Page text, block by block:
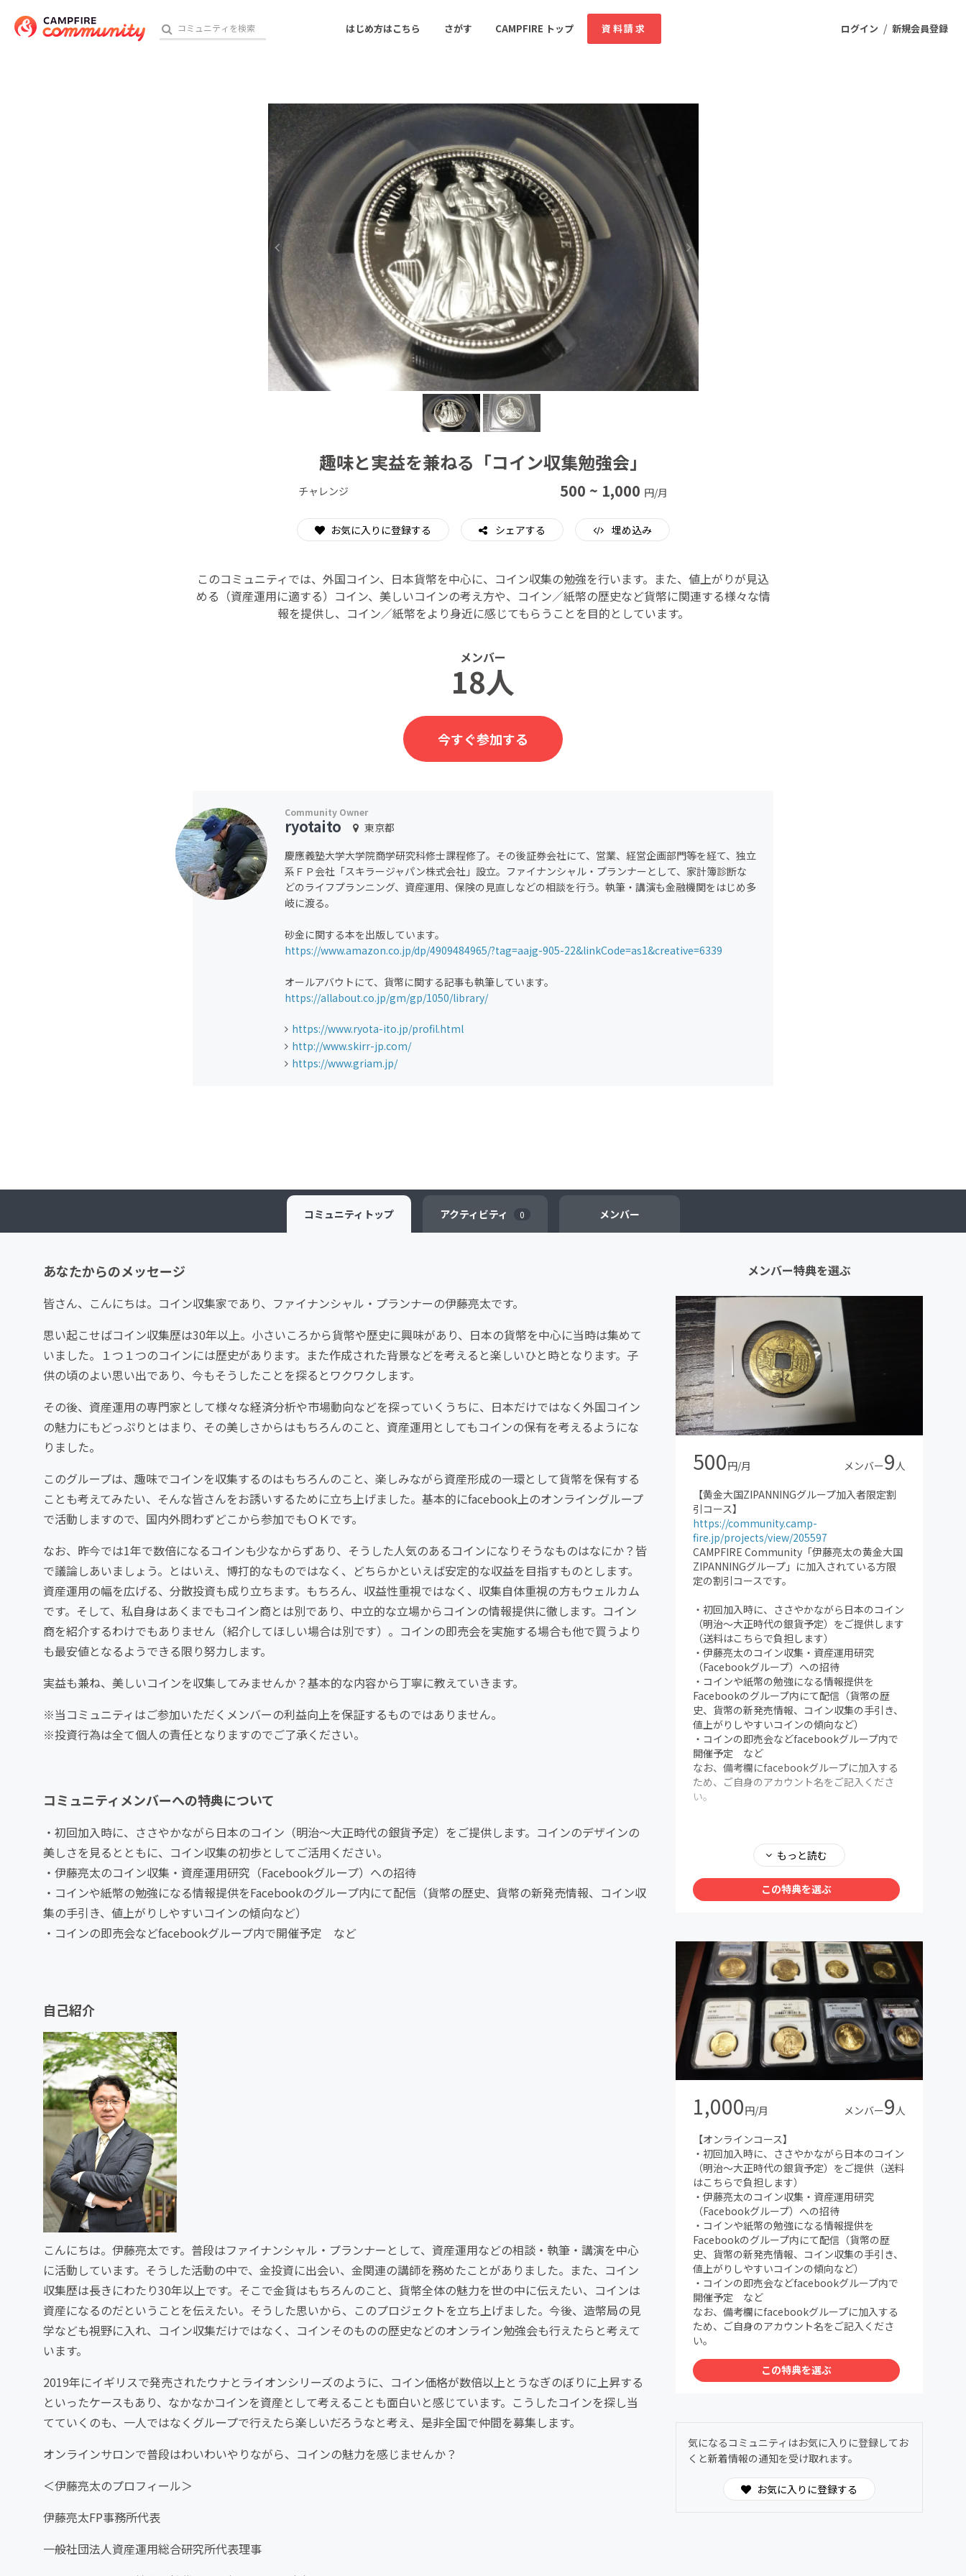
ログイン / 新規会員登録
はじめ方はこちら さがす CAMPFIRE トップ 資料請求
おすすめのコミュニティ 人気のコミュニティ 新着のコミュニティ
音楽 舞台・パフォーマンス
テクノロジー・ガジェット
ゲーム・サービス開発 フード・飲食店
書籍・雑誌出版 アニメ・漫画
ソーシャルグッド ビューティー・ヘルスケア
CAMPFIRE for Social Good CAMPFIRE Creation
趣味と実益を兼ねる「コイン収集勉強会」
チャレンジ 500 ~ 1,000 円/月
お気に入りに登録する シェアする 埋め込み
このコミュニティでは、外国コイン、日本貨幣を中心に、コイン収集の勉強を行います。また、値上がりが見込
める（資産運用に適する）コイン、美しいコインの考え方や、コイン／紙幣の歴史など貨幣に関連する様々な情
報を提供し、コイン／紙幣をより身近に感じてもらうことを目的としています。
メンバー
18人
今すぐ参加する
ryotaito
東京都
慶應義塾大学大学院商学研究科修士課程修了。その後証券会社にて、営業、経営企画部門等を経て、独立
系ＦＰ会社「スキラージャパン株式会社」設立。ファイナンシャル・プランナーとして、家計簿診断な
どのライフプランニング、資産運用、保険の見直しなどの相談を行う。執筆・講演も金融機関をはじめ多
岐に渡る。
砂金に関する本を出版しています。
https://www.amazon.co.jp/dp/4909484965/?tag=aajg-905-22&linkCode=as1&creative=6339
オールアバウトにて、貨幣に関する記事も執筆しています。
https://allabout.co.jp/gm/gp/1050/library/
https://www.ryota-ito.jp/profil.html
http://www.skirr-jp.com/
https://www.griam.jp/
コミュニティ トップ アクティビティ 0 メンバー
あなたからのメッセージ
皆さん、こんにちは。コイン収集家であり、ファイナンシャル・プランナーの伊藤亮太です。
思い起こせばコイン収集歴は30年以上。小さいころから貨幣や歴史に興味があり、日本の貨幣を中心に当時は集めて
いました。１つ１つのコインには歴史があります。また作成された背景などを考えると楽しいひと時となります。子
供の頃のよい思い出であり、今もそうしたことを探るとワクワクします。
その後、資産運用の専門家として様々な経済分析や市場動向などを探っていくうちに、日本だけではなく外国コイン
の魅力にもどっぷりとはまり、その美しさからはもちろんのこと、資産運用としてもコインの保有を考えるようにな
りました。
このグループは、趣味でコインを収集するのはもちろんのこと、楽しみながら資産形成の一環として貨幣を保有する
ことも考えてみたい、そんな皆さんをお誘いするために立ち上げました。基本的にfacebook上のオンライングループ
で活動しますので、国内外問わずどこから参加でもＯＫです。
なお、昨今では1年で数倍になるコインも少なからずあり、そうした人気のあるコインになりそうなものはなにか？皆
で議論しあいましょう。とはいえ、博打的なものではなく、どちらかといえば安定的な収益を目指すものとします。
資産運用の幅を広げる、分散投資も成り立ちます。もちろん、収益性重視ではなく、収集自体重視の方もウェルカム
です。そして、私自身はあくまでもコイン商とは別であり、中立的な立場からコインの情報提供に徹します。コイン
商を紹介するわけでもありません（紹介してほしい場合は別です）。コインの即売会を実施する場合も他で買うより
も最安値となるようできる限り努力します。
実益も兼ね、美しいコインを収集してみませんか？基本的な内容から丁寧に教えていきます。
※当コミュニティはご参加いただくメンバーの利益向上を保証するものではありません。
※投資行為は全て個人の責任となりますのでご了承ください。
コミュニティメンバーへの特典について
・初回加入時に、ささやかながら日本のコイン（明治～大正時代の銀貨予定）をご提供します。コインのデザインの
美しさを見るとともに、コイン収集の初歩としてご活用ください。
・伊藤亮太のコイン収集・資産運用研究（Facebookグループ）への招待
・コインや紙幣の勉強になる情報提供をFacebookのグループ内にて配信（貨幣の歴史、貨幣の新発売情報、コイン収
集の手引き、値上がりしやすいコインの傾向など）
・コインの即売会などfacebookグループ内で開催予定 など
自己紹介
こんにちは。伊藤亮太です。普段はファイナンシャル・プランナーとして、資産運用などの相談・執筆・講演を中心
に活動しています。そうした活動の中で、金投資に出会い、金関連の講師を務めたことがありました。また、コイン
収集歴は長きにわたり30年以上です。そこで金貨はもちろんのこと、貨幣全体の魅力を世の中に伝えたい、コインは
資産になるのだということを伝えたい。そうした思いから、このプロジェクトを立ち上げました。今後、造幣局の見
学なども視野に入れ、コイン収集だけではなく、コインそのものの歴史などのオンライン勉強会も行えたらと考えて
います。
2019年にイギリスで発売されたウナとライオンシリーズのように、コイン価格が数倍以上とうなぎのぼりに上昇する
といったケースもあり、なかなかコインを資産として考えることも面白いと感じています。こうしたコインを探し当
てていくのも、一人ではなくグループで行えたら楽しいだろうなと考え、是非全国で仲間を募集します。
オンラインサロンで普段はわいわいやりながら、コインの魅力を感じませんか？
＜伊藤亮太のプロフィール＞
伊藤亮太FP事務所代表
一般社団法人資産運用総合研究所代表理事
メンバー特典を選ぶ
500円/月 メンバー9 人
【黄金大国ZIPANNINGグループ加入者限定割
引コース】
https://community.camp-
fire.jp/projects/view/205597
CAMPFIRE Community「伊藤亮太の黄金大国
ZIPANNINGグループ」に加入されている方限
定の割引コースです。
・初回加入時に、ささやかながら日本のコイン
（明治～大正時代の銀貨予定）をご提供します
（送料はこちらで負担します）
・伊藤亮太のコイン収集・資産運用研究
（Facebookグループ）への招待
・コインや紙幣の勉強になる情報提供を
Facebookのグループ内にて配信（貨幣の歴
史、貨幣の新発売情報、コイン収集の手引き、
値上がりしやすいコインの傾向など）
・コインの即売会などfacebookグループ内で
開催予定 など
なお、備考欄にfacebookグループに加入する
ため、ご自身のアカウント名をご記入くださ
い。
もっと読む
この特典を選ぶ
1,000円/月 メンバー9 人
【オンラインコース】
・初回加入時に、ささやかながら日本のコイン
（明治～大正時代の銀貨予定）をご提供（送料
はこちらで負担します）
・伊藤亮太のコイン収集・資産運用研究
（Facebookグループ）への招待
・コインや紙幣の勉強になる情報提供を
Facebookのグループ内にて配信（貨幣の歴
史、貨幣の新発売情報、コイン収集の手引き、
値上がりしやすいコインの傾向など）
・コインの即売会などfacebookグループ内で
開催予定 など
なお、備考欄にfacebookグループに加入する
ため、ご自身のアカウント名をご記入くださ
い。
この特典を選ぶ
気になるコミュニティはお気に入りに登録してお
くと新着情報の通知を受け取れます。
お気に入りに登録する